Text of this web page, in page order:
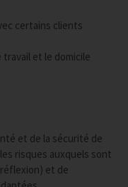
certains clients
et le domicile
et de la sécurité de
risques auxquels sont
réflexion) et de